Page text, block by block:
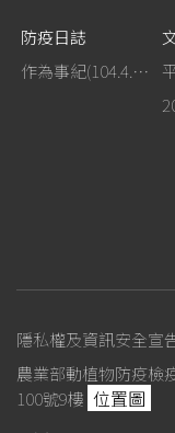
防疫日誌
作為事紀(104.4.13行政院新聞傳播處彙整)
隱私權及資訊安全宣
農業部動植物防疫檢
100號9樓 位置圖